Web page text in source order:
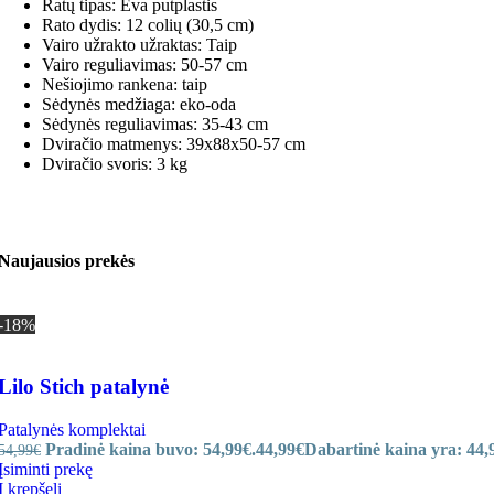
Ratų tipas: Eva putplastis
Rato dydis: 12 colių (30,5 cm)
Vairo užrakto užraktas: Taip
Vairo reguliavimas: 50-57 cm
Nešiojimo rankena: taip
Sėdynės medžiaga: eko-oda
Sėdynės reguliavimas: 35-43 cm
Dviračio matmenys: 39x88x50-57 cm
Dviračio svoris: 3 kg
prekės
18%
Stich patalynė
komplektai
€ Pradinė kaina buvo: 54,99€.44,99€Dabartinė kaina yra:
prekę
krepšelį